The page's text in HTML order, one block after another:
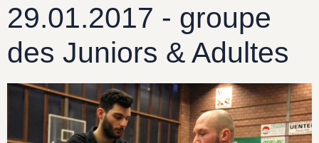
29.01.2017 - groupe
des Juniors & Adultes